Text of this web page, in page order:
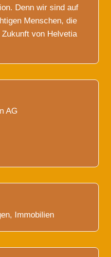
Denn wir sind auf
Menschen, die
von Helvetia
AG
Immobilien